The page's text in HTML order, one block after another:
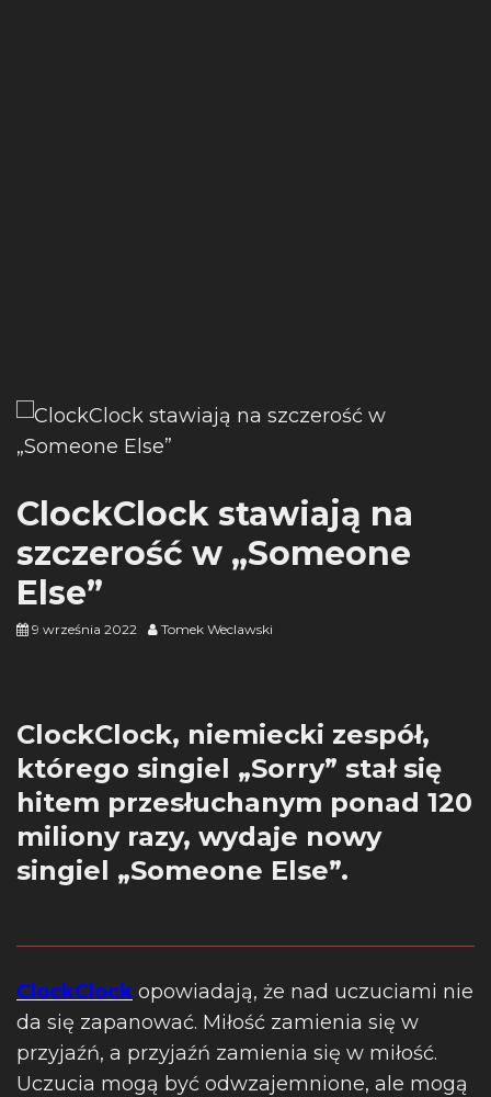
ClockClock stawiają na
szczerość w „Someone
Else”
9 września 2022 Tomek Weclawski
ClockClock, niemiecki zespół,
którego singiel „Sorry” stał się
hitem przesłuchanym ponad 120
miliony razy, wydaje nowy
singiel „Someone Else”.
ClockClock opowiadają, że nad uczuciami nie
da się zapanować. Miłość zamienia się w
przyjaźń, a przyjaźń zamienia się w miłość.
Uczucia mogą być odwzajemnione, ale mogą